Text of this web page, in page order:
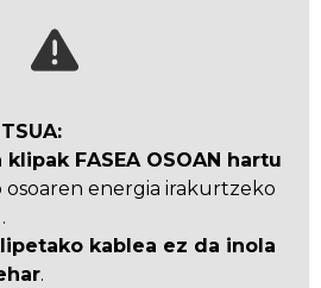
FASEA OSOAN hartu
osoaren energia irakurtzeko
kablea ez da inola
.